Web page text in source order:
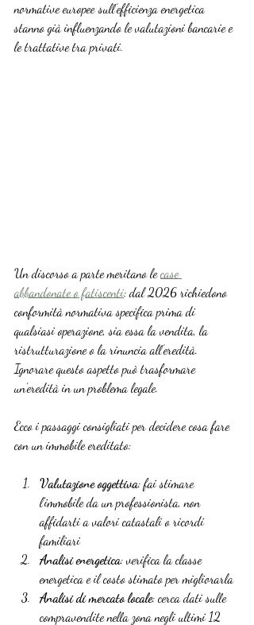
normative europee sull’efficienza energetica
stanno già influenzando le valutazioni bancarie e
le trattative tra privati.
Un discorso a parte meritano le case
abbandonate o fatiscenti: dal 2026 richiedono
conformità normativa specifica prima di
qualsiasi operazione, sia essa la vendita, la
ristrutturazione o la rinuncia all’eredità.
Ignorare questo aspetto può trasformare
un’eredità in un problema legale.
Ecco i passaggi consigliati per decidere cosa fare
con un immobile ereditato:
Valutazione oggettiva: fai stimare
l’immobile da un professionista, non
affidarti a valori catastali o ricordi
familiari
Analisi energetica: verifica la classe
energetica e il costo stimato per migliorarla
Analisi di mercato locale: cerca dati sulle
compravendite nella zona negli ultimi 12